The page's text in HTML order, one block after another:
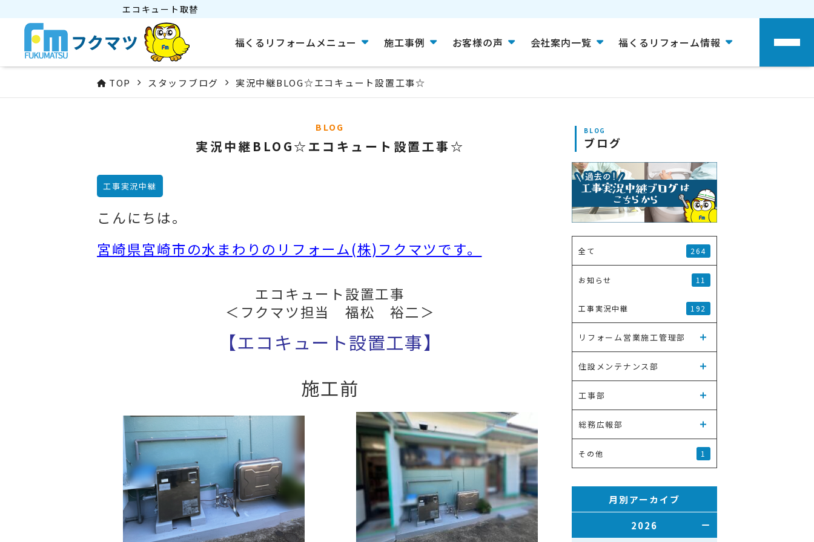
エコキュート取替
福くるリフォームメニュー 施工事例 お客様の声 会社案内一覧 福くるリフォーム情報
TOP スタッフブログ 実況中継BLOG☆エコキュート設置工事☆
BLOG
実況中継BLOG☆エコキュート設置工事☆
工事実況中継
こんにちは。
宮崎県宮崎市の水まわりのリフォーム(株)フクマツです。
エコキュート設置工事
＜フクマツ担当 福松 裕二＞
【エコキュート設置工事】
施工前
BLOG
ブログ
全て 264
お知らせ 11
工事実況中継 192
リフォーム営業施工管理部
住設メンテナンス部
工事部
総務広報部
その他 1
月別アーカイブ
2026